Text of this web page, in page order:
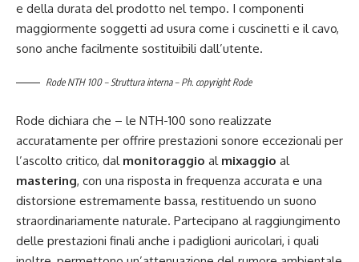
e della durata del prodotto nel tempo. I componenti
maggiormente soggetti ad usura come i cuscinetti e il cavo,
sono anche facilmente sostituibili dall’utente.
Rode NTH 100 – Struttura interna – Ph. copyright Rode
Rode dichiara che – le NTH-100 sono realizzate
accuratamente per offrire prestazioni sonore eccezionali per
l’ascolto critico, dal monitoraggio al mixaggio al
mastering, con una risposta in frequenza accurata e una
distorsione estremamente bassa, restituendo un suono
straordinariamente naturale. Partecipano al raggiungimento
delle prestazioni finali anche i padiglioni auricolari, i quali